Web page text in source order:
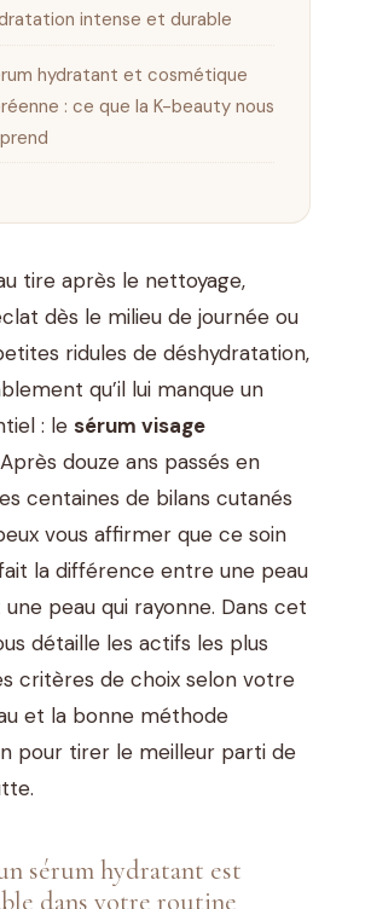
intense et durable
hydratant et cosmétique
: ce que la K-beauty nous
tire après le nettoyage,
dès le milieu de journée ou
ridules de déshydratation,
qu’il lui manque un
: le sérum visage
douze ans passés en
centaines de bilans cutanés
vous affirmer que ce soin
la différence entre une peau
peau qui rayonne. Dans cet
détaille les actifs les plus
critères de choix selon votre
et la bonne méthode
pour tirer le meilleur parti de
sérum hydratant est
dans votre routine